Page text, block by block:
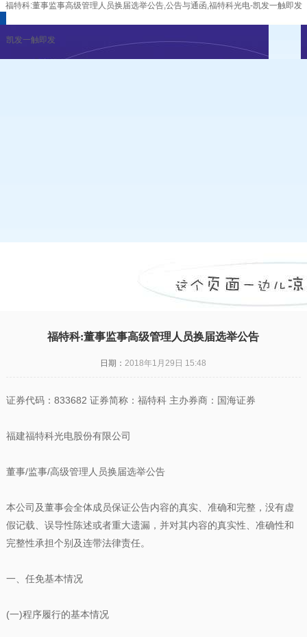
福特科:董事监事高级管理人员换届选举公告,公告与通函,福特科光电-凯发一触即发
凯发一触即发
福特科:董事监事高级管理人员换届选举公告
日期：2018年1月29日 15:48
证券代码：833682 证券简称：福特科 主办券商：国海证券
福建福特科光电股份有限公司
董事/监事/高级管理人员换届选举公告
本公司及董事会全体成员保证公告内容的真实、准确和完整，没有虚
假记载、误导性陈述或者重大遗漏，并对其内容的真实性、准确性和
完整性承担个别及连带法律责任。
一、任免基本情况
(一)程序履行的基本情况